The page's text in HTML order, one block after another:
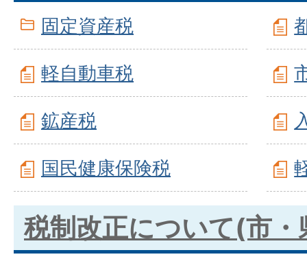
固定資産税
軽自動車税
鉱産税
国民健康保険税
税制改正について(市・